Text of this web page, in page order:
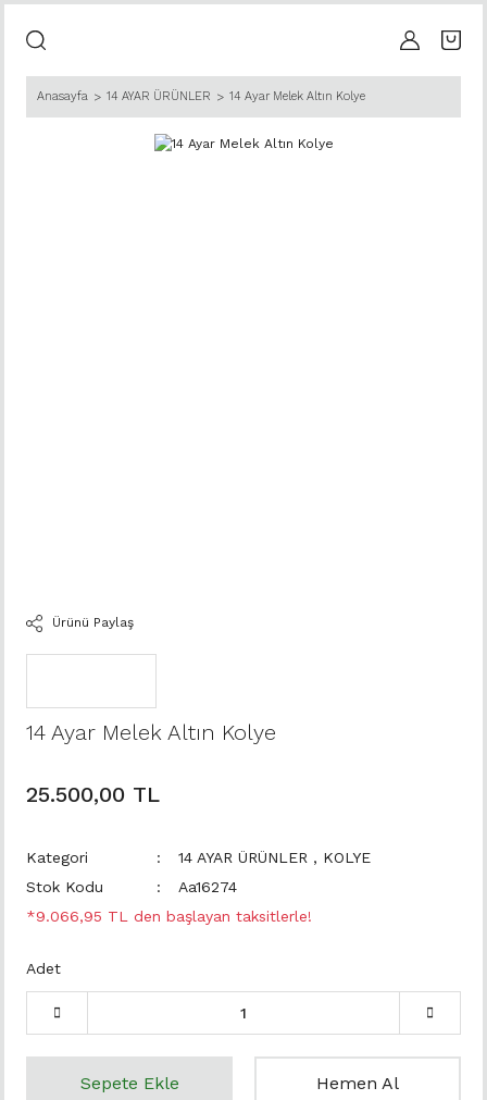
Anasayfa 14 AYAR ÜRÜNLER 14 Ayar Melek Altın Kolye
Ürünü Paylaş
14 Ayar Melek Altın Kolye
25.500,00 TL
Kategori 14 AYAR ÜRÜNLER , KOLYE
Stok Kodu
Aa16274
*9.066,95 TL den başlayan taksitlerle!
Adet
Sepete Ekle Hemen Al